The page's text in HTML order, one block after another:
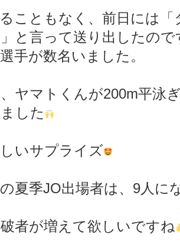
こともなく、前日には
と言って送り出したの
手が数名いました。
ヤマトくんが200m平泳
した
いサプライズ
夏季JO出場者は、9人に
者が増えて欲しいですね